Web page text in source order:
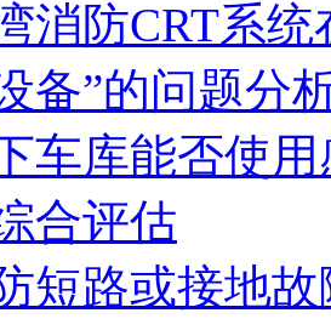
消防CRT系
备”的问题分
车库能否使
合评估
短路或接地